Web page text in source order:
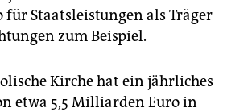
Staatsleistungen als Träger
zum Beispiel.
Kirche hat ein jährliches
etwa 5,5 Milliarden Euro in